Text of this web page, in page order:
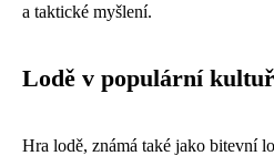
a taktické myšlení.
Lodě v populární
Hra lodě, známá také jako bitevní